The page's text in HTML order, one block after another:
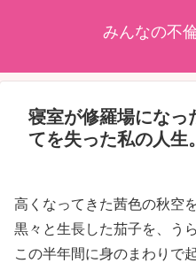
みんなの不
寝室が修羅場になっ
てを失った私の人生。
高くなってきた茜色の秋空
黒々と生長した茄子を、う
この半年間に身のまわりで